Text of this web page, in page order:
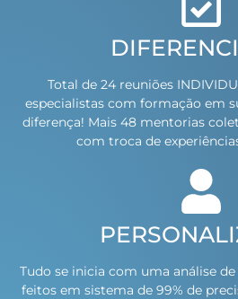
Total de 24 reuniões
especialistas com formação em
diferença! Mais 48 mentorias
com troca de
Tudo se inicia com uma análise
feitos em sistema de 99% de